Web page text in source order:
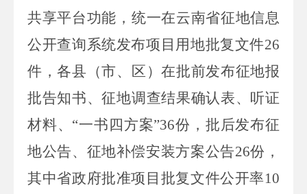
共享平台功能，统一在云南省征地信息
公开查询系统发布项目用地批复文件26
件，各县（市、区）在批前发布征地报
批告知书、征地调查结果确认表、听证
材料、 “一书四方案”36份，批后发布征
地公告、征地补偿安装方案公告26份 ，
其中省政府批准项目批复文件公开率10